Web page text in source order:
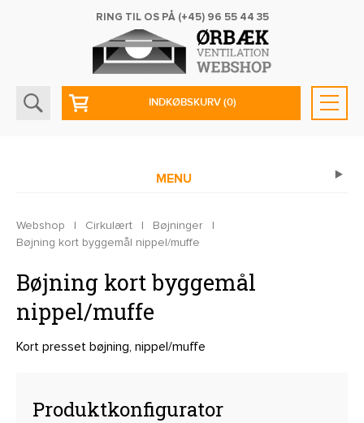
RING TIL OS PÅ (+45) 96 55 44 35
INDKØBSKURV(0)
MENU
Webshop | Cirkulært | Bøjninger
|
Bøjning kort byggemål nippel/muffe
Bøjning kort byggemål
nippel/muffe
Kort presset bøjning, nippel/muffe
Produktkonfigurator